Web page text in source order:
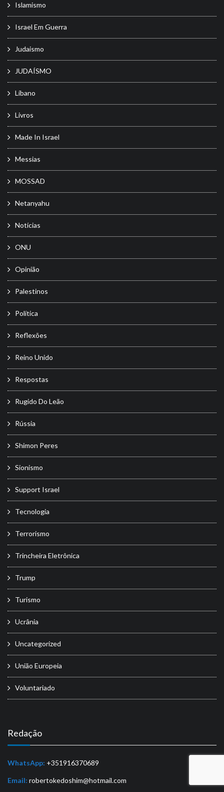
Islamismo
Israel Em Guerra
Judaismo
JUDAÍSMO
Líbano
Livros
Made In Israel
Messias
MOSSAD
Netanyahu
Notícias
ONU
Opinião
Palestinos
Política
Reflexões
Reino Unido
Respostas
Rugido Do Leão
Rússia
Shimon Peres
Sionismo
Support Israel
Tecnologia
Terrorismo
Trincheira Eletrônica
Trump
Turismo
Ucrânia
Uncategorized
União Europeia
Voluntariado
Redação
WhatsApp: +351916370689
Email: robertokedoshim@hotmail.com